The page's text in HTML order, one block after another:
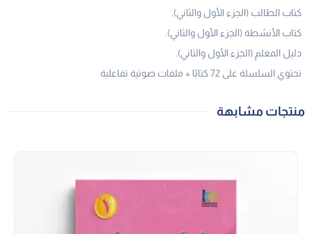
كتاب الطالب (الجزء الأول والثاني).
كتاب الأنشطة (الجزء الأول والثاني).
دليل المعلم (الجزء الأول والثاني).
تحتوي السلسلة على 72 كتابًا + ملفات صوتية تفاعلية
منتجات مشابهة